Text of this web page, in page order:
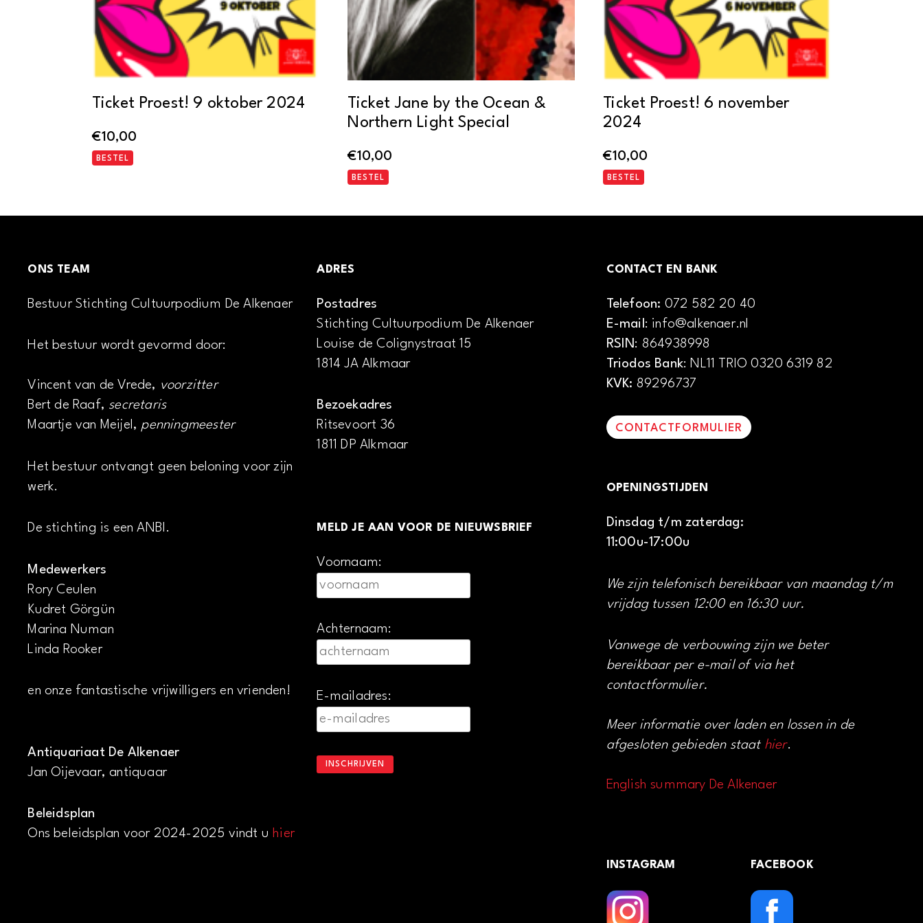
Ticket Proest! 9 oktober 2024
€10,00
BESTEL
Ticket Jane by the Ocean &
Northern Light Special
€10,00
BESTEL
Ticket Proest! 6 november
2024
€10,00
BESTEL
ONS TEAM
Bestuur Stichting Cultuurpodium De Alkenaer
Het bestuur wordt gevormd door:
Vincent van de Vrede, voorzitter
Bert de Raaf, secretaris
Maartje van Meijel, penningmeester
Het bestuur ontvangt geen beloning voor zijn
werk.
De stichting is een ANBI.
Medewerkers
Rory Ceulen
Kudret Görgün
Marina Numan
Linda Rooker
en onze fantastische vrijwilligers en vrienden!
Antiquariaat De Alkenaer
Jan Oijevaar, antiquaar
Beleidsplan
Ons beleidsplan voor 2024-2025 vindt uhier
ADRES
Postadres
Stichting Cultuurpodium De Alkenaer
Louise de Colignystraat 15
1814 JA Alkmaar
Bezoekadres
Ritsevoort 36
1811 DP Alkmaar
MELD JE AAN VOOR DE NIEUWSBRIEF
Voornaam:
Achternaam:
E-mailadres:
CONTACT EN BANK
Telefoon: 072 582 20 40
E-mail : info@alkenaer.nl
RSIN : 864938998
Triodos Bank: NL11 TRIO 0320 6319 82
KVK: 89296737
CONTACTFORMULIER
OPENINGSTIJDEN
Dinsdag t/m zaterdag:
11:00u-17:00u
We zijn telefonisch bereikbaar van maandag t/m
vrijdag tussen 12:00 en 16:30 uur.
Vanwege de verbouwing zijn we beter
bereikbaar per e-mail of via het
contactformulier.
Meer informatie over laden en lossen in de
afgesloten gebieden staat hier.
English summary De Alkenaer
INSTAGRAM FACEBOOK